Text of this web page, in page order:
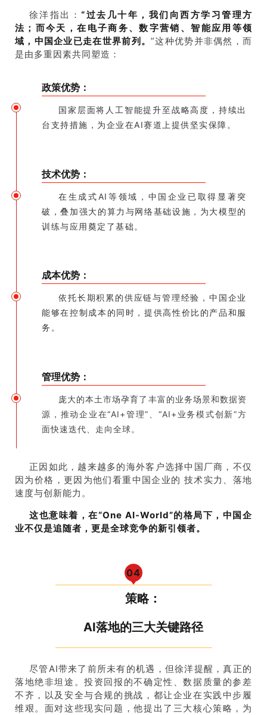
徐洋指出：“过去几十年，我们向西方学习管理方
法；而今天，在电子商务、数字营销、智能应用等领
域，中国企业已走在世界前列。”这种优势并非偶然，而
是由多重因素共同塑造：
政策优势：
国家层面将人工智能提升至战略高度，持续出
台支持措施，为企业在AI赛道上提供坚实保障。
技术优势：
在生成式AI等领域，中国企业已取得显著突
破，叠加强大的算力与网络基础设施，为大模型的
训练与应用奠定了基础。
成本优势：
依托长期积累的供应链与管理经验，中国企业
能够在控制成本的同时，提供高性价比的产品和服
务。
管理优势：
庞大的本土市场孕育了丰富的业务场景和数据资
源，推动企业在“AI+管理”、“AI+业务模式创新”方
面快速迭代、走向全球。
正因如此，越来越多的海外客户选择中国厂商，不仅
因为价格，更因为他们看重中国企业的 技术实力、落地
速度与创新能力。
这也意味着，在“One AI-World”的格局下，中国企
业不仅是追随者，更是全球竞争的新引领者。
04
策略：
AI落地的三大关键路径
尽管AI带来了前所未有的机遇，但徐洋提醒，真正的
落地绝非坦途。投资回报的不确定性、数据质量的参差
不齐，以及安全与合规的挑战，都让企业在实践中步履
维艰。面对这些现实问题，他提出了三大核心策略，为